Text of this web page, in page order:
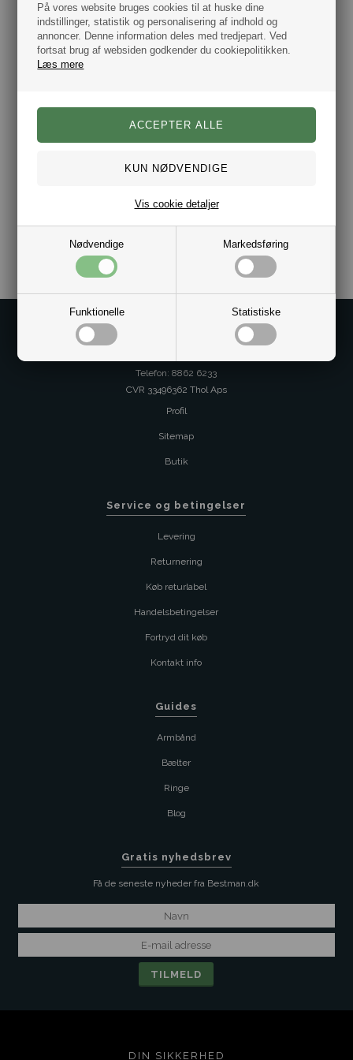
På vores website bruges cookies til at huske dine
indstillinger, statistik og personalisering af indhold og
annoncer. Denne information deles med tredjepart. Ved
fortsat brug af websiden godkender du cookiepolitikken.
Læs mere
Nødvendige Markedsføring
Funktionelle Statistiske
Vis cookie detaljer
sig ud over undertøj, sko, parfume, briller og tasker. Det
gennemgående tema i Björn Borg kollektionerne er sport
og de moderigtige produkter i de lækre og trendy farver
har med deres design et sporty udtryk.
Størrelse: H: 19 cm / L: 26 cm / D: 12 cm.
Materiale polyester.
Mærke Björn Borg.
Dag til dag levering.
Varenr.:10181109
Telefon: 8862 6233
CVR 33496362 Thol Aps
Profil
Sitemap
Butik
Service og betingelser
Levering
Returnering
Køb returlabel
Handelsbetingelser
Fortryd dit køb
Kontakt info
Guides
Armbånd
Bælter
Ringe
Blog
Gratis nyhedsbrev
Få de seneste nyheder fra Bestman.dk
DIN SIKKERHED